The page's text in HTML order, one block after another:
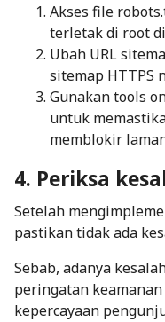
Akses file
terletak di root
Ubah URL
sitemap HTTPS
Gunakan tools
untuk
memblokir
4. Periksa
Setelah
pastikan tidak ada
Sebab, adanya
peringatan
kepercayaan